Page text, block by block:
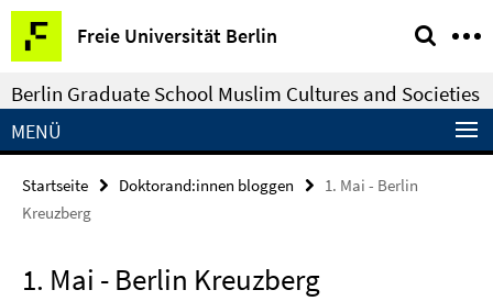
Springe
direkt
zu
Inhalt
Freie Universität Berlin
Service-
Navigation
Berlin Graduate School Muslim Cultures and Societies
MENÜ
Startseite Doktorand:innen bloggen
1. Mai - Berlin
Kreuzberg
1. Mai - Berlin Kreuzberg